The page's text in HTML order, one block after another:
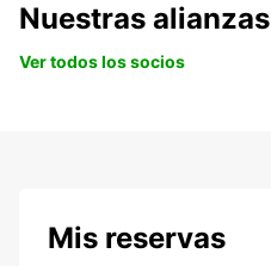
Nuestras alianzas
Ver todos los socios
Mis reservas